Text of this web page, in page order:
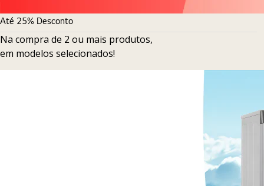
Até 25% Desconto
Na compra de 2 ou mais produtos,
em modelos selecionados!